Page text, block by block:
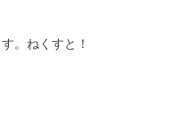
。ねくすと！